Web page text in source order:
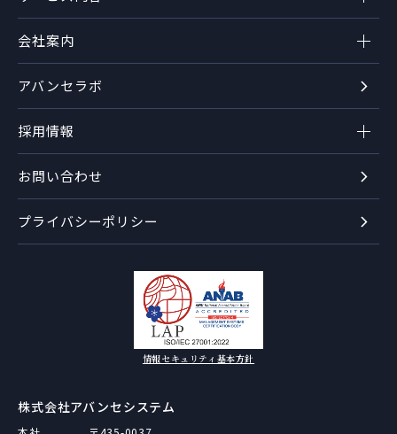
会社案内
採用情報
アバンセラボ
お問い合わせ
プライバシーポリシー
株式会社アバンセシステム
情報セキュリティ基本方針